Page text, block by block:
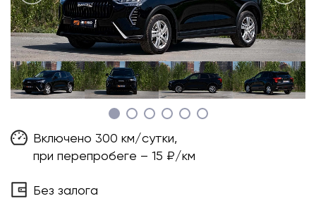
Включено 300 км/сутки,
при перепробеге – 15 ₽/км
Без залога